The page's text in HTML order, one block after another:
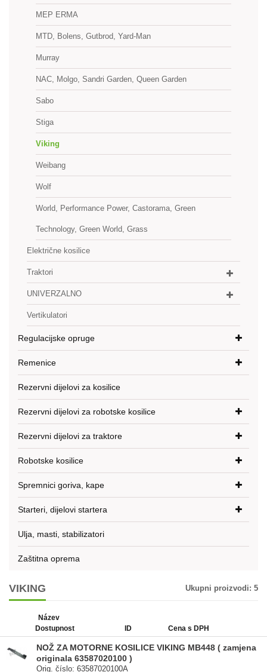
MEP ERMA
MTD, Bolens, Gutbrod, Yard-Man
Murray
NAC, Molgo, Sandri Garden, Queen Garden
Sabo
Stiga
Viking
Weibang
Wolf
World, Performance Power, Castorama, Green
Technology, Green World, Grass
Električne kosilice
Traktori
UNIVERZALNO
Vertikulatori
Regulacijske opruge
Remenice
Rezervni dijelovi za kosilice
Rezervni dijelovi za robotske kosilice
Rezervni dijelovi za traktore
Robotske kosilice
Spremnici goriva, kape
Starteri, dijelovi startera
Ulja, masti, stabilizatori
Zaštitna oprema
VIKING Ukupni proizvodi: 5
Název
Dostupnost
ID Cena s DPH
NOŽ ZA MOTORNE KOSILICE VIKING MB448 ( zamjena
originala 63587020100 )
Orig. číslo: 63587020100A